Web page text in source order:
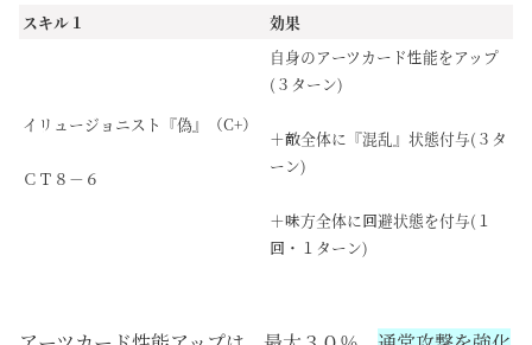
スキル１ 効果
イリュージョニスト『偽』（C+）
ＣＴ８－６
自身のアーツカード性能をアップ
(３ターン)
＋敵全体に『混乱』状態付与(３タ
ーン)
＋味方全体に回避状態を付与(１
回・１ターン)